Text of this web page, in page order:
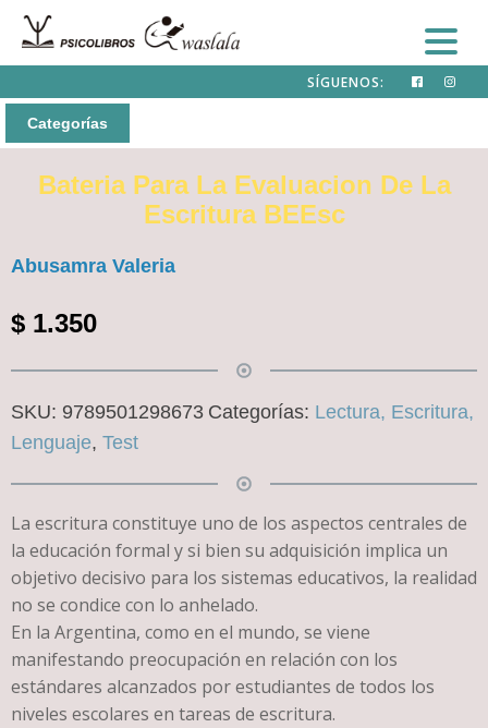
SÍGUENOS:
Categorías
Bateria Para La Evaluacion De La
Escritura BEEsc
Abusamra Valeria
$ 1.350
SKU: 9789501298673 Categorías: Lectura, Escritura,
Lenguaje, Test
La escritura constituye uno de los aspectos centrales de
la educación formal y si bien su adquisición implica un
objetivo decisivo para los sistemas educativos, la realidad
no se condice con lo anhelado.
En la Argentina, como en el mundo, se viene
manifestando preocupación en relación con los
estándares alcanzados por estudiantes de todos los
niveles escolares en tareas de escritura.